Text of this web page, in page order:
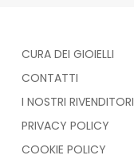
CURA DEI GIOIELLI
CONTATTI
I NOSTRI RIVENDITORI
PRIVACY POLICY
COOKIE POLICY